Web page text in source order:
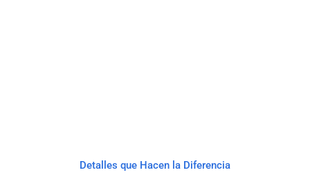
Detalles que Hacen la Diferencia